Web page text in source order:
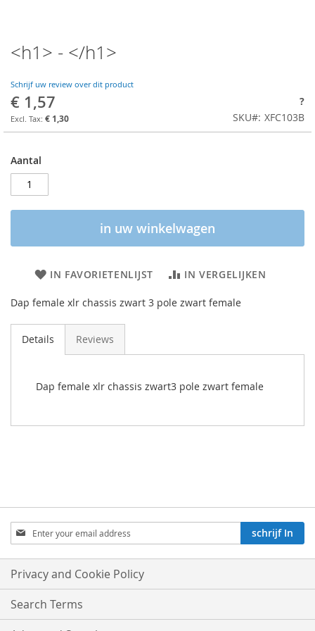
<h1> - </h1>
Schrijf uw review over dit product
€ 1,57
€ 1,30
?
SKU
XFC103B
Aantal
in uw winkelwagen
IN FAVORIETENLIJST IN VERGELIJKEN
Dap female xlr chassis zwart 3 pole zwart female
Details Reviews
Dap female xlr chassis zwart3 pole zwart female
Aboneren
op
onze
nieuwsbrief:
schrijf In
Privacy and Cookie Policy
Search Terms